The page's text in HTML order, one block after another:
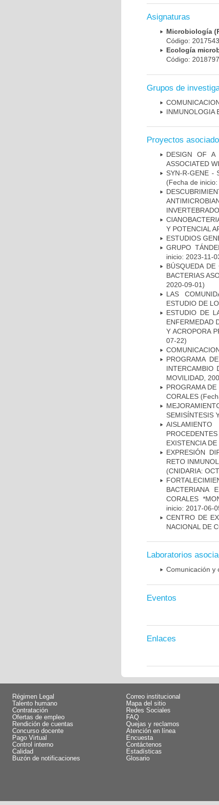
Asignaturas
Microbiología
Código:
Ecología
Código:
Grupos de
INMUNOLOGIA
Proyectos
DESIGN OF A
ASSOCIATED
SYN-R-GENE -
(Fecha de
Y POTENCIAL
ESTUDIOS
GRUPO
inicio: 2023-11-
BÚSQUEDA
BACTERIAS
2020-09-01)
LAS
ESTUDIO DE
ESTUDIO DE
ENFERMEDAD
Y ACROPORA
07-22)
PROGRAMA
INTERCAMBIO
MOVILIDAD,
PROGRAMA
CORALES
SEMISÍNTESIS
EXISTENCIA
EXPRESIÓN
RETO
(CNIDARIA:
BACTERIANA
CORALES
inicio: 2017-06-
CENTRO DE
NACIONAL DE
Laboratorios
Comunicación y
Eventos
Enlaces
Régimen Legal
Talento humano
Contratación
Ofertas de empleo
Rendición de cuentas
Concurso docente
Pago Virtual
Control interno
Calidad
Buzón de notificaciones
Correo institucional
Mapa del sitio
Redes Sociales
FAQ
Quejas y reclamos
Atención en línea
Encuesta
Contáctenos
Estadísticas
Glosario